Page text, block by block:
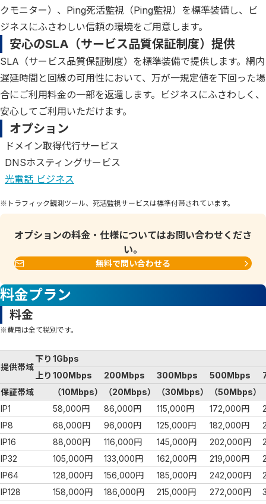
クモニター）、Ping死活監視（Ping監視）を標準装備し、ビ
ジネスにふさわしい信頼の環境をご用意します。
安心のSLA（サービス品質保証制度）提供
SLA（サービス品質保証制度）を標準装備で提供します。網内
遅延時間と回線の可用性において、万が一規定値を下回った場
合にご利用料金の一部を返還します。ビジネスにふさわしく、
安心してご利用いただけます。
オプション
ドメイン取得代行サービス
DNSホスティングサービス
光電話 ビジネス
※トラフィック観測ツール、死活監視サービスは標準付帯されています。
オプションの料金・仕様についてはお問い合わせくださ
い。
無料で問い合わせる
料金プラン
料金
※費用は全て税別です。
提供帯域
下り 1Gbps
上り 100Mbps 200Mbps 300Mbps 500Mbps
保証帯域
（10Mbps） （20Mbps） （30Mbps） （50Mbps）
IP1
58,000円 86,000円 115,000円 172,000円
IP8
68,000円 96,000円 125,000円 182,000円
IP16
88,000円 116,000円 145,000円 202,000円
IP32
105,000円 133,000円 162,000円 219,000円
IP64
128,000円 156,000円 185,000円 242,000円
IP128
158,000円 186,000円 215,000円 272,000円